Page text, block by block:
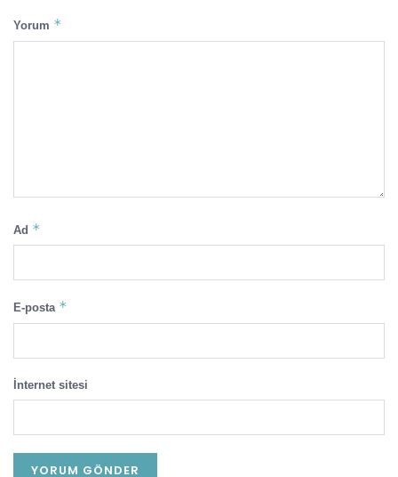
Yorum *
Ad *
E-posta *
İnternet sitesi